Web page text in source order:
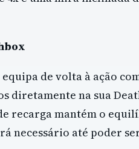
de volta à ação
diretamente na sua
recarga mantém o
necessário até poder